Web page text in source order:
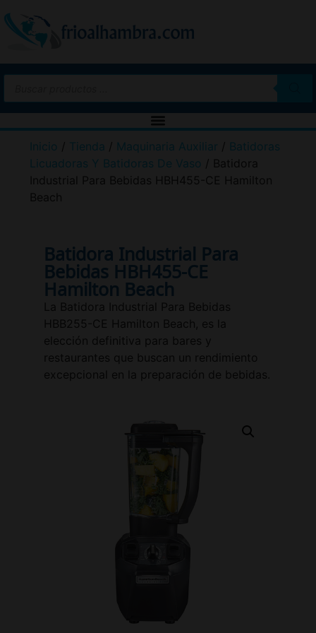
Inicio / Tienda / Maquinaria Auxiliar / Batidoras
Licuadoras Y Batidoras De Vaso / Batidora
Industrial Para Bebidas HBH455-CE Hamilton
Beach
Batidora Industrial Para
Bebidas HBH455-CE
Hamilton Beach
La Batidora Industrial Para Bebidas
HBB255-CE Hamilton Beach, es la
elección definitiva para bares y
restaurantes que buscan un rendimiento
excepcional en la preparación de bebidas.